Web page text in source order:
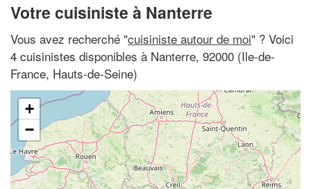
Votre cuisiniste à Nanterre
Vous avez recherché "cuisiniste autour de moi" ? Voici
4 cuisinistes disponibles à Nanterre, 92000 (Ile-de-
France, Hauts-de-Seine)
+
−